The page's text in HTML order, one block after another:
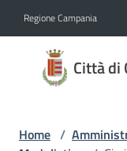
Regione Campania
Città di
Città
di
de'
Home /